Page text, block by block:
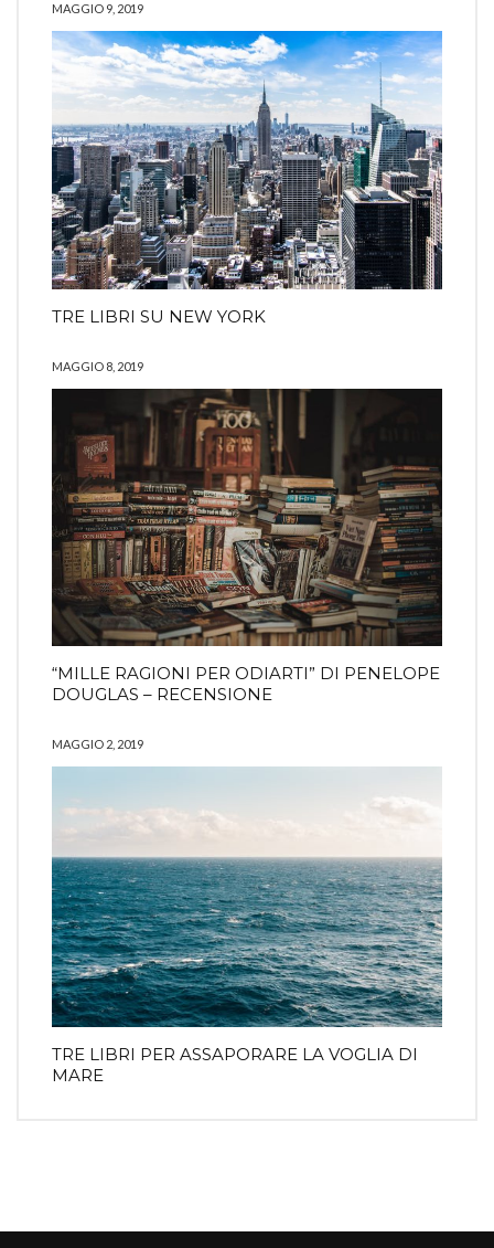
MAGGIO 9, 2019
TRE LIBRI SU NEW YORK
MAGGIO 8, 2019
“MILLE RAGIONI PER ODIARTI” DI PENELOPE
DOUGLAS – RECENSIONE
MAGGIO 2, 2019
TRE LIBRI PER ASSAPORARE LA VOGLIA DI
MARE